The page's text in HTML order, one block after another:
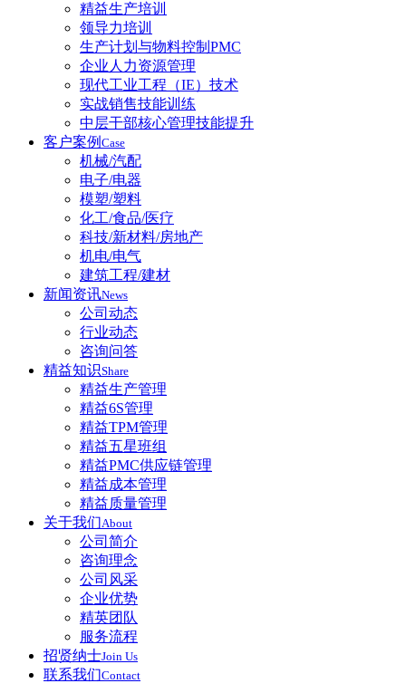
精益生产培训
领导力培训
生产计划与物料控制PMC
企业人力资源管理
现代工业工程（IE）技术
实战销售技能训练
中层干部核心管理技能提升
客户案例 Case
机械/汽配
电子/电器
模塑/塑料
化工/食品/医疗
科技/新材料/房地产
机电/电气
建筑工程/建材
新闻资讯News
公司动态
行业动态
咨询问答
精益知识Share
精益生产管理
精益6S管理
精益TPM管理
精益五星班组
精益PMC供应链管理
精益成本管理
精益质量管理
关于我们About
公司简介
咨询理念
公司风采
企业优势
精英团队
服务流程
招贤纳士Join Us
联系我们Contact